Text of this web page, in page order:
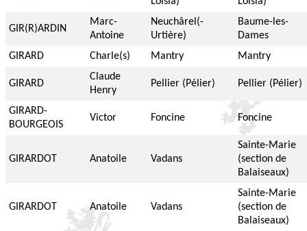
GIR(R)ARDIN
Marc-
Antoine
Neuchârel(-
Urtière)
Baume-les-
Dames
GIRARD
Charle(s) Mantry Mantry
GIRARD
Claude
Henry
Pellier (Pélier) Pellier (Pélier)
GIRARD-
BOURGEOIS
Victor Foncine Foncine
GIRARDOT Anatoile Vadans
Sainte-Marie
(section de
Balaiseaux)
GIRARDOT Anatoile Vadans
Sainte-Marie
(section de
Balaiseaux)